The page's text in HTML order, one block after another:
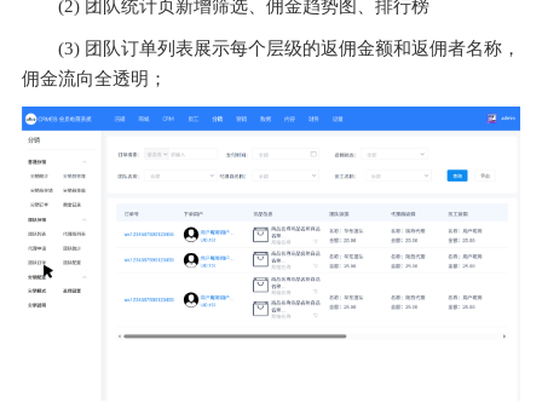
(2) 团队统计页新增筛选、佣金趋势图、排行榜
(3) 团队订单列表展示每个层级的返佣金额和返佣者名称，
佣金流向全透明；